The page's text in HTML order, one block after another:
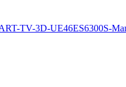
TV-3D-UE46ES6300S-